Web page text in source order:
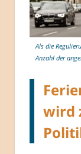
Als die
Anzahl der
wird